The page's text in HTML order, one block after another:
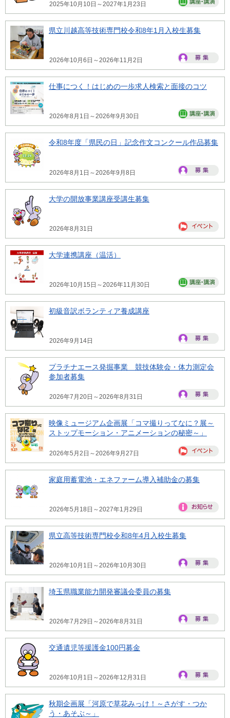
2025年10月10日～2027年1月23日
県立川越高等技術専門校令和8年1月入校生募集
2026年10月6日～2026年11月2日
仕事につく！はじめの一歩求人検索と面接のコツ
2026年8月1日～2026年9月30日
令和8年度「県民の日」記念作文コンクール作品募集
2026年8月1日～2026年9月8日
大学の開放事業講座受講生募集
2026年8月31日
大学連携講座（温活）
2026年10月15日～2026年11月30日
初級音訳ボランティア養成講座
2026年9月14日
プラチナエース発掘事業 競技体験会・体力測定会
参加者募集
2026年7月20日～2026年8月31日
映像ミュージアム企画展「コマ撮りってなに？展～
ストップモーション・アニメーションの秘密～」
2026年5月2日～2026年9月27日
家庭用蓄電池・エネファーム導入補助金の募集
2026年5月18日～2027年1月29日
県立高等技術専門校令和8年4月入校生募集
2026年10月1日～2026年10月30日
埼玉県職業能力開発審議会委員の募集
2026年7月29日～2026年8月31日
交通遺児等援護金100円募金
2026年10月1日～2026年12月31日
秋期企画展「河原で草花みっけ！～さがす・つか
う・あそぶ～」